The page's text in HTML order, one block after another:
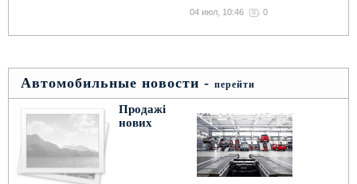
МКС и в далеком космосе
04 июл, 10:46 0
Автомобильные новости - перейти
Продажі
нових